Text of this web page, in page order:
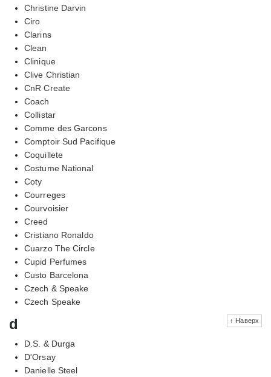
Christine Darvin
Ciro
Clarins
Clean
Clinique
Clive Christian
CnR Create
Coach
Collistar
Comme des Garcons
Comptoir Sud Pacifique
Coquillete
Costume National
Coty
Courreges
Courvoisier
Creed
Cristiano Ronaldo
Cuarzo The Circle
Cupid Perfumes
Custo Barcelona
Czech & Speake
Czech Speake
↑ Наверх
d
D.S. & Durga
D'Orsay
Danielle Steel